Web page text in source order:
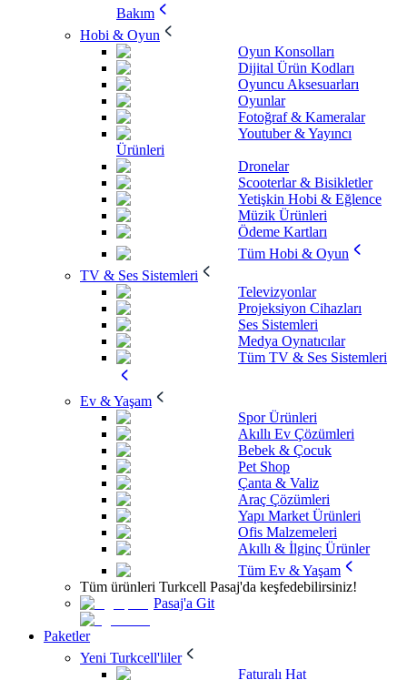
Bakım
Hobi & Oyun
Oyun Konsolları
Dijital Ürün Kodları
Oyuncu Aksesuarları
Oyunlar
Fotoğraf & Kameralar
Youtuber & Yayıncı
Ürünleri
Dronelar
Scooterlar & Bisikletler
Yetişkin Hobi & Eğlence
Müzik Ürünleri
Ödeme Kartları
Tüm Hobi & Oyun
TV & Ses Sistemleri
Televizyonlar
Projeksiyon Cihazları
Ses Sistemleri
Medya Oynatıcılar
Tüm TV & Ses Sistemleri
Ev & Yaşam
Spor Ürünleri
Akıllı Ev Çözümleri
Bebek & Çocuk
Pet Shop
Çanta & Valiz
Araç Çözümleri
Yapı Market Ürünleri
Ofis Malzemeleri
Akıllı & İlginç Ürünler
Tüm Ev & Yaşam
Tüm ürünleri Turkcell Pasaj'da keşfedebilirsiniz!
Pasaj'a Git
Paketler
Yeni Turkcell'liler
Faturalı Hat